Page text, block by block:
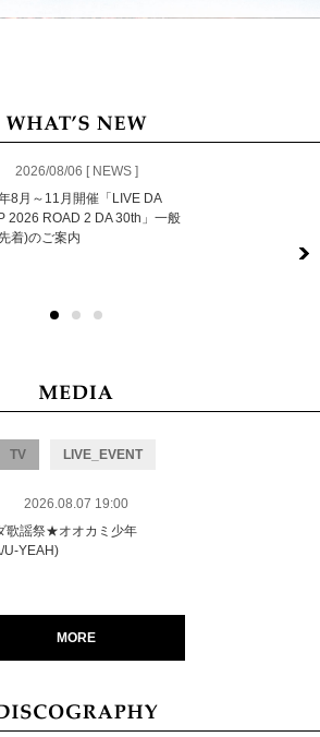
2026/08/06 [ NEWS ]
8月～11月開催「LIVE DA
2026 ROAD 2 DA 30th」一般
着)のご案内
TV LIVE_EVENT
2026.08.07 19:00
歌謡祭★オオカミ少年
U-YEAH)
MORE